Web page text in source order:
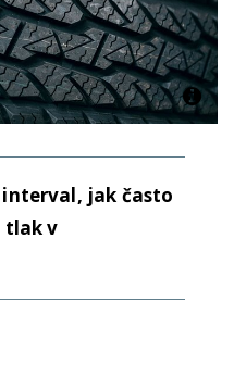
interval, jak často
tlak v